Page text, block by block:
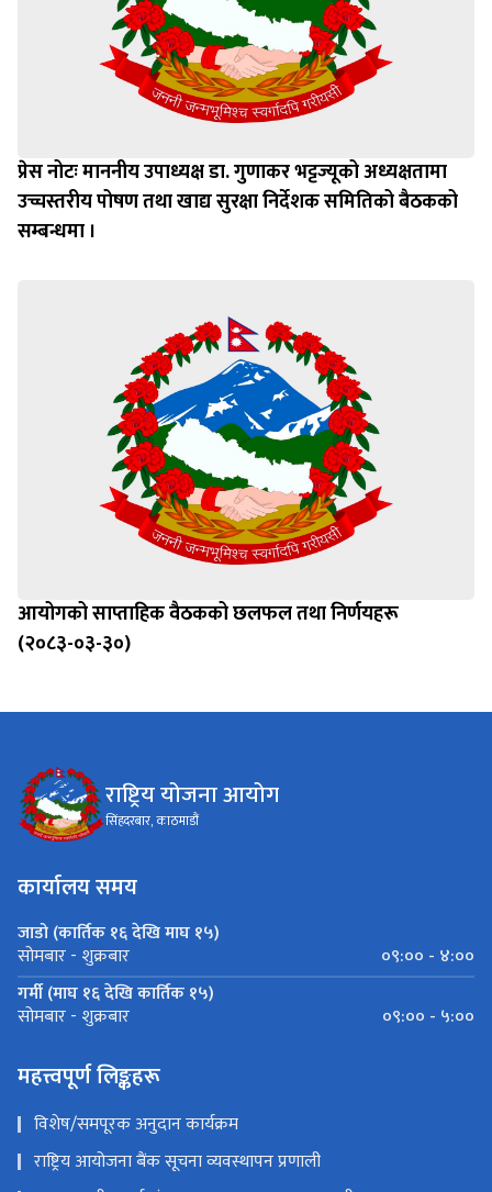
प्रेस नोटः माननीय उपाध्यक्ष डा. गुणाकर भट्टज्यूको अध्यक्षतामा
उच्चस्तरीय पोषण तथा खाद्य सुरक्षा निर्देशक समितिको बैठकको
सम्बन्धमा ।
आयोगको साप्ताहिक वैठकको छलफल तथा निर्णयहरू
(२०८३-०३-३०)
राष्ट्रिय योजना आयोग
सिंहदरबार, काठमाडौं
कार्यालय समय
जाडो (कार्तिक १६ देखि माघ १५)
सोमबार - शुक्रबार
०९:०० - ४:००
गर्मी (माघ १६ देखि कार्तिक १५)
सोमबार - शुक्रबार ०९:०० - ५:००
महत्त्वपूर्ण लिङ्कहरू
विशेष/समपूरक अनुदान कार्यक्रम
राष्ट्रिय आयोजना बैंक सूचना व्यवस्थापन प्रणाली